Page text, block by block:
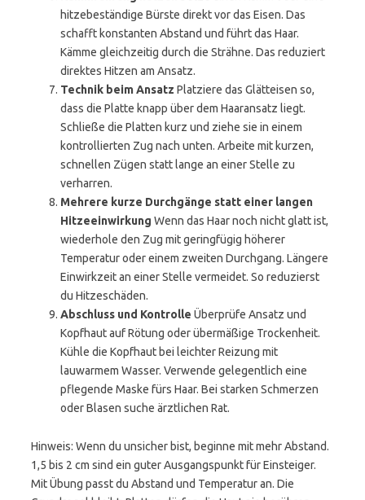
hitzebeständige Bürste direkt vor das Eisen. Das
schafft konstanten Abstand und führt das Haar.
Kämme gleichzeitig durch die Strähne. Das reduziert
direktes Hitzen am Ansatz.
Technik beim Ansatz Platziere das Glätteisen so,
dass die Platte knapp über dem Haaransatz liegt.
Schließe die Platten kurz und ziehe sie in einem
kontrollierten Zug nach unten. Arbeite mit kurzen,
schnellen Zügen statt lange an einer Stelle zu
verharren.
Mehrere kurze Durchgänge statt einer langen
Hitzeeinwirkung Wenn das Haar noch nicht glatt ist,
wiederhole den Zug mit geringfügig höherer
Temperatur oder einem zweiten Durchgang. Längere
Einwirkzeit an einer Stelle vermeidet. So reduzierst
du Hitzeschäden.
Abschluss und Kontrolle Überprüfe Ansatz und
Kopfhaut auf Rötung oder übermäßige Trockenheit.
Kühle die Kopfhaut bei leichter Reizung mit
lauwarmem Wasser. Verwende gelegentlich eine
pflegende Maske fürs Haar. Bei starken Schmerzen
oder Blasen suche ärztlichen Rat.
Hinweis: Wenn du unsicher bist, beginne mit mehr Abstand.
1,5 bis 2 cm sind ein guter Ausgangspunkt für Einsteiger.
Mit Übung passt du Abstand und Temperatur an. Die